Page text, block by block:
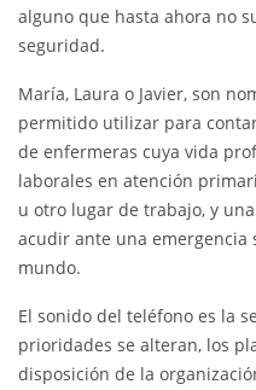
alguno que hasta ahora no
seguridad.
María, Laura o Javier, son
permitido utilizar para
de enfermeras cuya vida
laborales en atención
u otro lugar de trabajo, y
acudir ante una
mundo.
El sonido del teléfono es la
prioridades se alteran, los
disposición de la